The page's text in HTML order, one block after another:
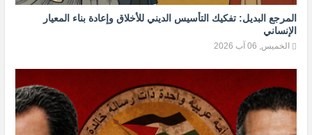
المرجع البديل: تفكيك التأسيس الديني للأخلاق وإعادة بناء المعيار
الإنساني
الخميس, 06 آب 2026